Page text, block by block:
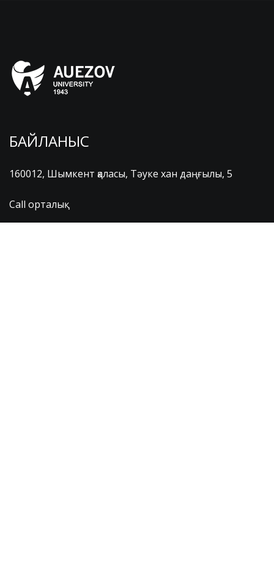
БАЙЛАНЫС
160012, Шымкент қаласы, Тәуке хан даңғылы, 5
Call орталық